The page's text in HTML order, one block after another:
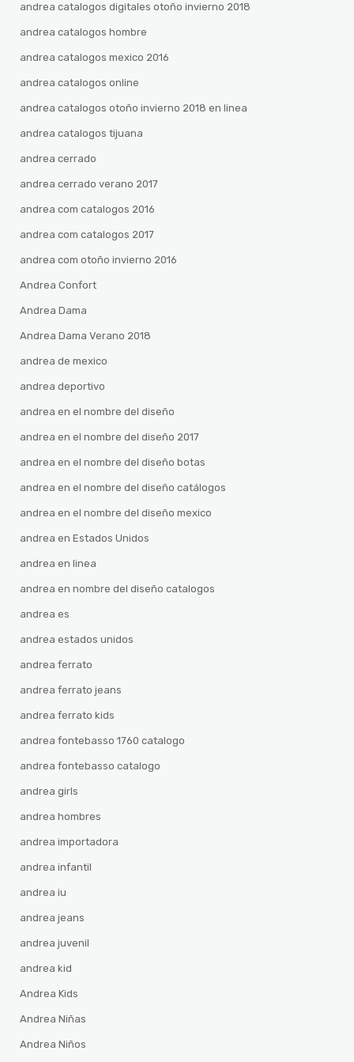
andrea catalogos digitales otoño invierno 2018
andrea catalogos hombre
andrea catalogos mexico 2016
andrea catalogos online
andrea catalogos otoño invierno 2018 en linea
andrea catalogos tijuana
andrea cerrado
andrea cerrado verano 2017
andrea com catalogos 2016
andrea com catalogos 2017
andrea com otoño invierno 2016
Andrea Confort
Andrea Dama
Andrea Dama Verano 2018
andrea de mexico
andrea deportivo
andrea en el nombre del diseño
andrea en el nombre del diseño 2017
andrea en el nombre del diseño botas
andrea en el nombre del diseño catálogos
andrea en el nombre del diseño mexico
andrea en Estados Unidos
andrea en linea
andrea en nombre del diseño catalogos
andrea es
andrea estados unidos
andrea ferrato
andrea ferrato jeans
andrea ferrato kids
andrea fontebasso 1760 catalogo
andrea fontebasso catalogo
andrea girls
andrea hombres
andrea importadora
andrea infantil
andrea iu
andrea jeans
andrea juvenil
andrea kid
Andrea Kids
Andrea Niñas
Andrea Niños